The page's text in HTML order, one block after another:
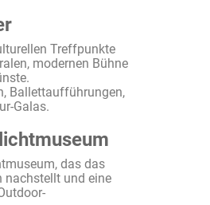
Treffpunkte
, modernen Bühne
, Ballettaufführungen,
Galas.
, das das
nachstellt und eine